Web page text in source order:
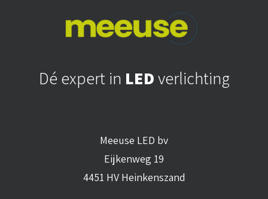
Dé expert in LEDverlichting
Meeuse LED bv
Eijkenweg 19
4451 HV Heinkenszand